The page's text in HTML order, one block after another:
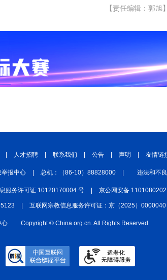
【责任编辑：郭旭】
人才招聘 联系我们 公告 声明 友情链
报中心 总机：（86-10）88828000 违法和不
服务许可证 10120170004 号 京公网安备
互联网宗教信息服务许可证：京（2025）0000040
心 Copyright © China.org.cn. All Rights Reserved